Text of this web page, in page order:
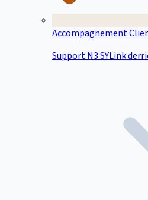
Accompagnement
Support N3 SYLink